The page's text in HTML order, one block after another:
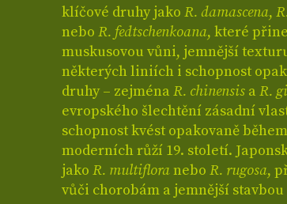
klíčové druhy jakoR. damascena,
neboR. fedtschenkoana, které
muskusovou vůni, jemnější
některých liniích i schopnost
druhy – zejménaR. chinensis aR.
evropského šlechtění zásadní
schopnost kvést opakovaně
moderních růží 19. století.
jakoR. multifloraneboR. rugosa,
vůči chorobám a jemnější